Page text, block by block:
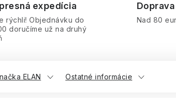
expedícia
rýchli! Objednávku do
doručíme už na druhý
Nad 80 eur
ELAN Ostatné informácie